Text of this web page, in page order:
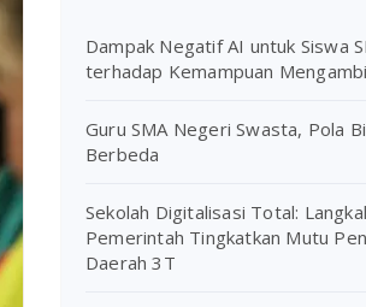
Dampak Negatif AI untuk Siswa
terhadap Kemampuan
Guru SMA Negeri Swasta, Pola
Berbeda
Sekolah Digitalisasi Total:
Pemerintah Tingkatkan Mutu
Daerah 3T